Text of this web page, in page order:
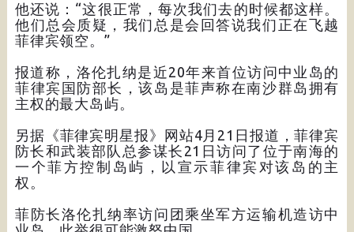
他还说：“这很正常，每次我们去的时候都这样。
他们总会质疑，我们总是会回答说我们正在飞越
菲律宾领空。”
报道称，洛伦扎纳是近20年来首位访问中业岛的
菲律宾国防部长，该岛是菲声称在南沙群岛拥有
主权的最大岛屿。
另据《菲律宾明星报》网站4月21日报道，菲律宾
防长和武装部队总参谋长21日访问了位于南海的
一个菲方控制岛屿，以宣示菲律宾对该岛的主
权。
菲防长洛伦扎纳率访问团乘坐军方运输机造访中